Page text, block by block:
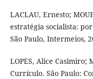
LACLAU, Ernesto;
estratégia socialista:
São Paulo, Intermeios,
LOPES, Alice Casimiro;
Currículo. São Paulo: